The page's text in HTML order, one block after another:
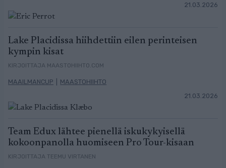
21.03.2026
Lake Placidissa hiihdettiin eilen perinteisen
kympin kisat
KIRJOITTAJA MAASTOHIIHTO.COM
MAAILMANCUP
MAASTOHIIHTO
21.03.2026
Team Edux lähtee pienellä iskukykyisellä
kokoonpanolla huomiseen Pro Tour-kisaan
KIRJOITTAJA TEEMU VIRTANEN